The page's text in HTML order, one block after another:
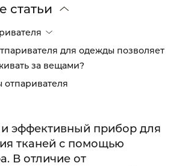
статьи
для одежды позволяет
за вещами?
эффективный прибор для
тканей с помощью
В отличие от